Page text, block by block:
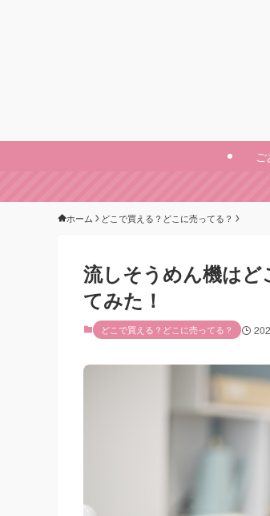
ホーム どこで買える？どこに売ってる？
流しそうめん機は
てみた！
どこで買える？どこに売ってる？